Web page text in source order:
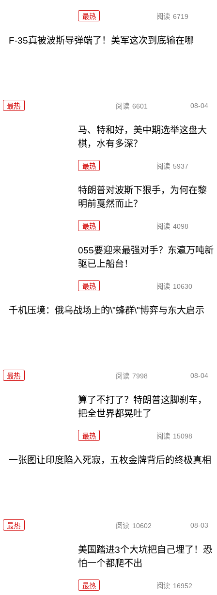
最热 阅读 6719
F-35真被波斯导弹端了！美军这次到底输在哪
最热 阅读 6601 08-04
马、特和好，美中期选举这盘大
棋，水有多深？
最热 阅读 5937
特朗普对波斯下狠手，为何在黎
明前戛然而止？
最热 阅读 4098
055要迎来最强对手？东瀛万吨新
驱已上船台！
最热 阅读 10630
千机压境：俄乌战场上的\"蜂群\"博弈与东大启示
最热 阅读 7998 08-04
算了不打了？特朗普这脚刹车，
把全世界都晃吐了
最热 阅读 15098
一张图让印度陷入死寂，五枚金牌背后的终极真相
最热 阅读 10602 08-03
美国踏进3个大坑把自己埋了！恐
怕一个都爬不出
最热 阅读 16952